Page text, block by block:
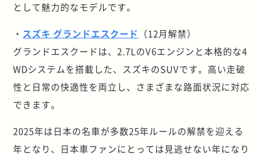
として魅力的なモデルです。
・ スズキ グランドエスクード （12月解禁）
グランドエスクードは、2.7LのV6エンジンと本格的な4
WDシステムを搭載した、スズキのSUVです。高い走破
性と日常の快適性を両立し、さまざまな路面状況に対応
できます。
2025年は日本の名車が多数25年ルールの解禁を迎える
年となり、日本車ファンにとっては見逃せない年になり